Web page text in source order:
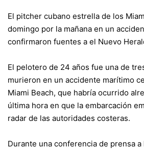
El pitcher cubano estrella de los
domingo por la mañana en un
confirmaron fuentes a el Nuevo
El pelotero de 24 años fue una de
murieron en un accidente marítimo
Miami Beach, que habría ocurrido
última hora en que la embarcación
radar de las autoridades costeras.
Durante una conferencia de prensa a